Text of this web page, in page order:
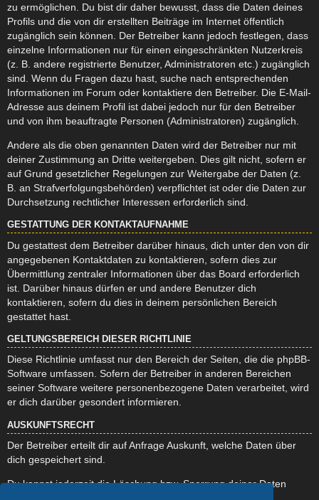
zu ermöglichen. Du bist dir daher bewusst, dass die Daten deines
Profils und die von dir erstellten Beiträge im Internet öffentlich
zugänglich sein können. Der Betreiber kann jedoch festlegen, dass
einzelne Informationen nur für einen eingeschränkten Nutzerkreis
(z. B. andere registrierte Benutzer, Administratoren etc.) zugänglich
sind. Wenn du Fragen dazu hast, suche nach entsprechenden
Informationen im Forum oder kontaktiere den Betreiber. Die E-Mail-
Adresse aus deinem Profil ist dabei jedoch nur für den Betreiber
und von ihm beauftragte Personen (Administratoren) zugänglich.
Andere als die oben genannten Daten wird der Betreiber nur mit
deiner Zustimmung an Dritte weitergeben. Dies gilt nicht, sofern er
auf Grund gesetzlicher Regelungen zur Weitergabe der Daten (z.
B. an Strafverfolgungsbehörden) verpflichtet ist oder die Daten zur
Durchsetzung rechtlicher Interessen erforderlich sind.
GESTATTUNG DER KONTAKTAUFNAHME
Du gestattest dem Betreiber darüber hinaus, dich unter den von dir
angegebenen Kontaktdaten zu kontaktieren, sofern dies zur
Übermittlung zentraler Informationen über das Board erforderlich
ist. Darüber hinaus dürfen er und andere Benutzer dich
kontaktieren, sofern du dies in deinem persönlichen Bereich
gestattet hast.
GELTUNGSBEREICH DIESER RICHTLINIE
Diese Richtlinie umfasst nur den Bereich der Seiten, die die phpBB-
Software umfassen. Sofern der Betreiber in anderen Bereichen
seiner Software weitere personenbezogene Daten verarbeitet, wird
er dich darüber gesondert informieren.
AUSKUNFTSRECHT
Der Betreiber erteilt dir auf Anfrage Auskunft, welche Daten über
dich gespeichert sind.
Du kannst jederzeit die Löschung bzw. Sperrung deiner Daten